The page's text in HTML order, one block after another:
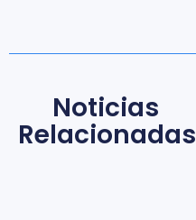
Noticias
Relacionadas